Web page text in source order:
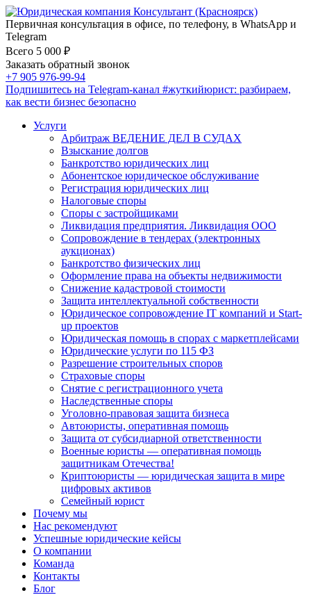
Первичная консультация в офисе, по телефону, в WhatsApp и
Telegram
Всего 5 000 ₽
Заказать обратный звонок
+7 905 976-99-94
Подпишитесь на Telegram-канал #жуткийюрист: разбираем,
как вести бизнес безопасно
Услуги
Арбитраж ВЕДЕНИЕ ДЕЛ В СУДАХ
Взыскание долгов
Банкротство юридических лиц
Абонентское юридическое обслуживание
Регистрация юридических лиц
Налоговые споры
Споры с застройщиками
Ликвидация предприятия. Ликвидация ООО
Сопровождение в тендерах (электронных
аукционах)
Банкротство физических лиц
Оформление права на объекты недвижимости
Снижение кадастровой стоимости
Защита интеллектуальной собственности
Юридическое сопровождение IT компаний и Start-
up проектов
Юридическая помощь в спорах с маркетплейсами
Юридические услуги по 115 ФЗ
Разрешение строительных споров
Страховые споры
Снятие с регистрационного учета
Наследственные споры
Уголовно-правовая защита бизнеса
Автоюристы, оперативная помощь
Защита от субсидиарной ответственности
Военные юристы — оперативная помощь
защитникам Отечества!
Криптоюристы — юридическая защита в мире
цифровых активов
Семейный юрист
Почему мы
Нас рекомендуют
Успешные юридические кейсы
О компании
Команда
Контакты
Блог